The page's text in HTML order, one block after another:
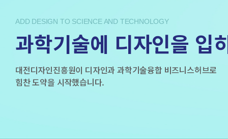
ADD DESIGN TO SCIENCE AND TECHNOLOGY
과학기술에 디자인을 입
대전디자인진흥원이 디자인과 과학기술융합 비즈니스허브로
힘찬 도약을 시작했습니다.